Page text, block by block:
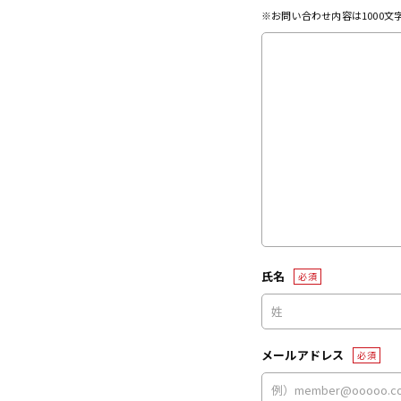
※お問い合わせ内容は1000文
氏名 必須
メールアドレス 必須